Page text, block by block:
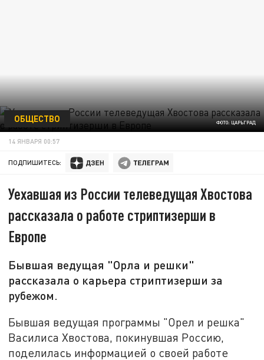
ФОТО: ЦАРЬГРАД
ОБЩЕСТВО
14 ЯНВАРЯ 00:57
ПОДПИШИТЕСЬ:
Уехавшая из России телеведущая Хвостова
рассказала о работе стриптизерши в
Европе
Бывшая ведущая "Орла и решки"
рассказала о карьера стриптизерши за
рубежом.
Бывшая ведущая программы "Орел и решка"
Василиса Хвостова, покинувшая Россию,
поделилась информацией о своей работе